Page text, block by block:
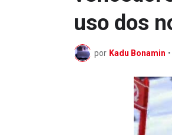
uso dos
por Kadu Bonamin •